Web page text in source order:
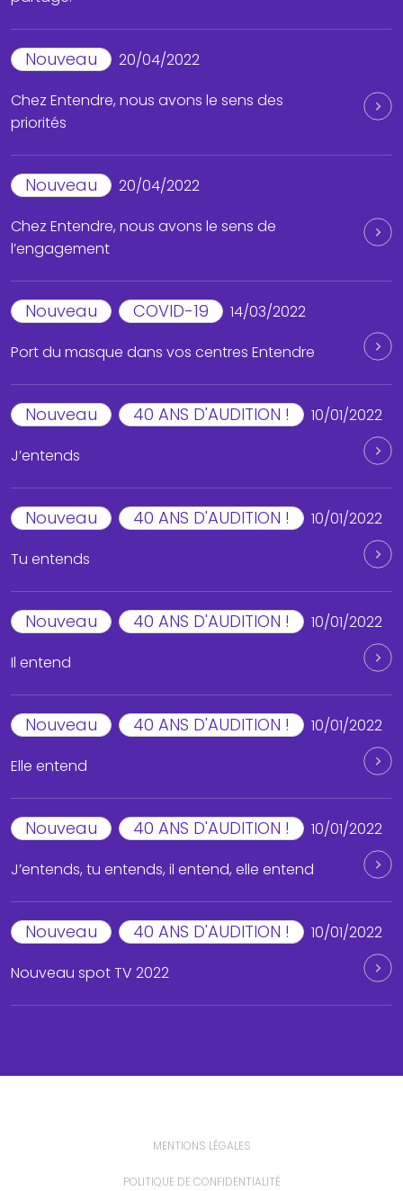
Nouveau
20/04/2022
Chez Entendre, nous avons le sens des
priorités
Nouveau
20/04/2022
Chez Entendre, nous avons le sens de
l’engagement
Nouveau COVID-19
14/03/2022
Port du masque dans vos centres Entendre
Nouveau 40 ANS D'AUDITION !
10/01/2022
J’entends
Nouveau 40 ANS D'AUDITION !
10/01/2022
Tu entends
Nouveau 40 ANS D'AUDITION !
10/01/2022
Il entend
Nouveau 40 ANS D'AUDITION !
10/01/2022
Elle entend
Nouveau 40 ANS D'AUDITION !
10/01/2022
J’entends, tu entends, il entend, elle entend
Nouveau 40 ANS D'AUDITION !
10/01/2022
Nouveau spot TV 2022
MENTIONS LÉGALES
POLITIQUE DE CONFIDENTIALITÉ